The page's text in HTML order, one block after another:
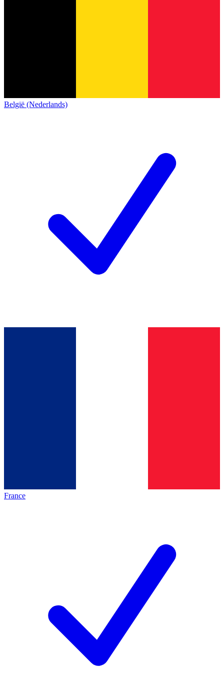
België (Nederlands)
France